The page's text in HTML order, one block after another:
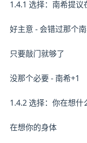
1.4.1 选择：南希提议
好主意 - 会错过那个
只要敲门就够了
没那个必要 - 南希+1
1.4.2 选择：你在想什
在想你的身体